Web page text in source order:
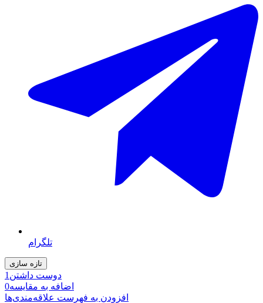
تلگرام
دوست داشتن 1
اضافه به مقایسه0
افزودن به فهرست علاقه‌مندی‌ها